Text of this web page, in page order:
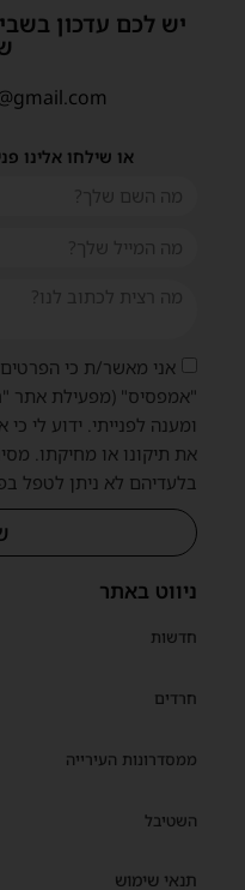
ניווט באתר
חדשות
חרדים
ממסדרונות העירייה
השטיבל
תנאי שימוש
יש לכם עדכון
או שילחו אלינו
אני מאשר/ת כי
"אמפסיס" (מפעילת אתר
ומענה לפנייתי. ידוע לי
את תיקונו או מחיקתו.
בלעדיהם לא ניתן לטפל